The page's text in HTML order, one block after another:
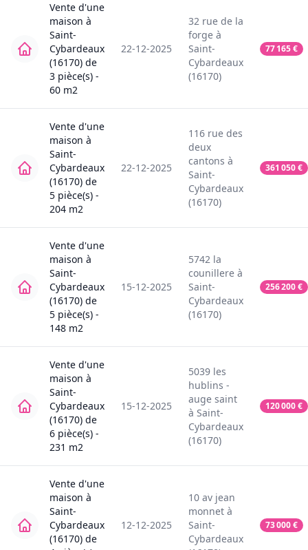
Vente d'une
maison à
Saint-
Cybardeaux
(16170) de
3 pièce(s) -
60 m2
22-12-2025
32 rue de la
forge à
Saint-
Cybardeaux
(16170)
77 165€
Vente d'une
maison à
Saint-
Cybardeaux
(16170) de
5 pièce(s) -
204 m2
22-12-2025
116 rue des
deux
cantons à
Saint-
Cybardeaux
(16170)
361 050€
Vente d'une
maison à
Saint-
Cybardeaux
(16170) de
5 pièce(s) -
148 m2
15-12-2025
5742 la
counillere à
Saint-
Cybardeaux
(16170)
256 200€
Vente d'une
maison à
Saint-
Cybardeaux
(16170) de
6 pièce(s) -
231 m2
15-12-2025
5039 les
hublins -
auge saint
à Saint-
Cybardeaux
(16170)
120 000€
Vente d'une
maison à
Saint-
Cybardeaux
(16170) de
12-12-2025
10 av jean
monnet à
Saint-
Cybardeaux
73 000€